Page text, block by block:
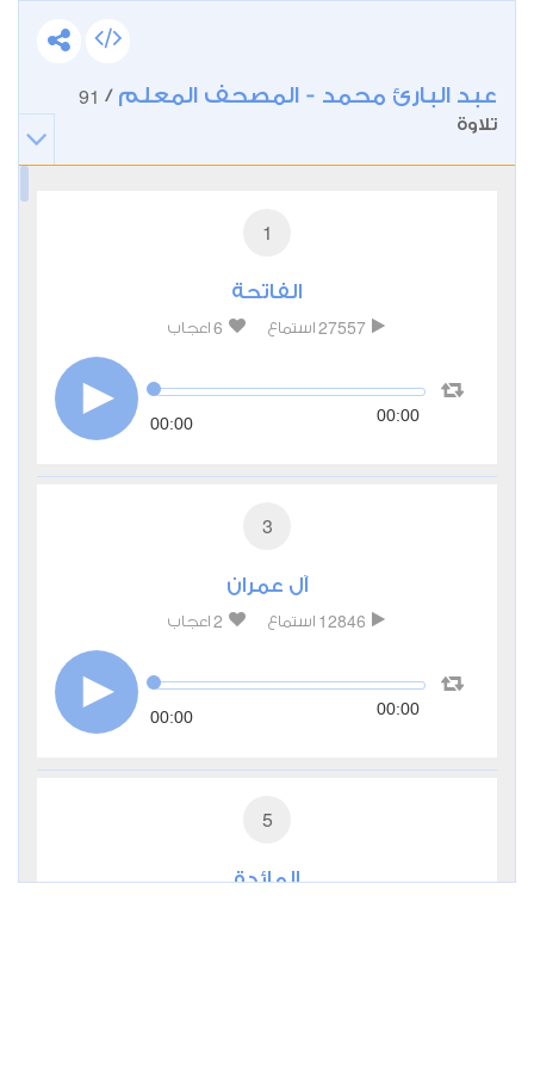
عبد البارئ محمد - المصحف المعلم /
91
تلاوة
1
الفاتحة
27557 استماع 6 اعجاب
00:00 00:00
3
آل عمران
12846 استماع 2 اعجاب
00:00 00:00
5
المائدة